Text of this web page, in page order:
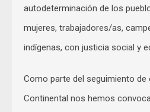
autodeterminación de los
mujeres, trabajadores/as,
indígenas, con justicia social y
Como parte del seguimiento de
Continental nos hemos